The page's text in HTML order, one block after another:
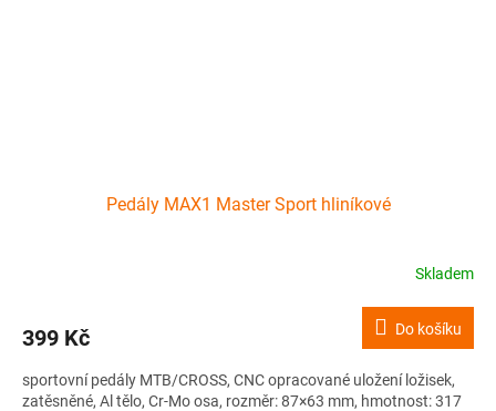
Pedály MAX1 Master Sport hliníkové
Skladem
399 Kč Do košíku
sportovní pedály MTB/CROSS, CNC opracované uložení ložisek,
zatěsněné, Al tělo, Cr-Mo osa, rozměr: 87×63 mm, hmotnost: 317